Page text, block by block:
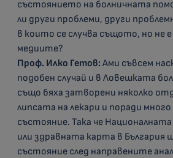
състоянието на болничната
ли други проблеми, други
в които се случва същото, но не
медиите?
Проф. Илко Гетов:Ами съвсем
подобен случай и в Ловешката
също бяха затворени няколко
липсата на лекари и поради
състояние. Така че
или здравната карта в България
състояние след направените